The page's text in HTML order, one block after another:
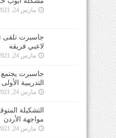
لاعبي فريقه
مارس 24, 2021
التزام تام من جميع